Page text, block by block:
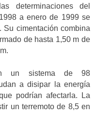
determinaciones del
a enero de 1999 se
Su cimentación combina
de hasta 1,50 m de
un sistema de 98
a disipar la energía
podrían afectarla. La
un terremoto de 8,5 en